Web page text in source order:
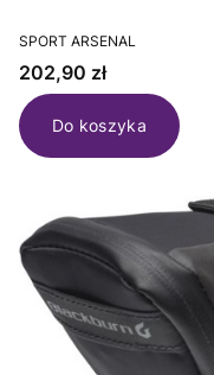
PRODUCENT
SPORT ARSENAL
Cena
202,90 zł
Do koszyka